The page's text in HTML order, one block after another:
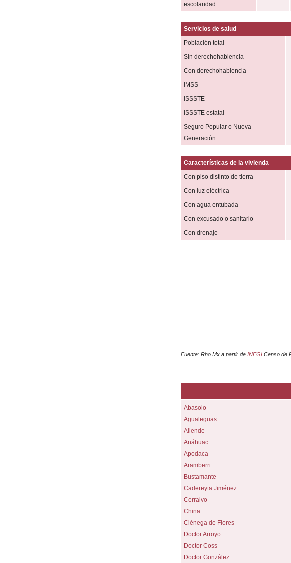
escolaridad
Servicios de salud
Población total
Sin derechohabiencia
Con derechohabiencia
IMSS
ISSSTE
ISSSTE estatal
Seguro Popular o Nueva
Generación
Características de la vivienda
Con piso distinto de tierra
Con luz eléctrica
Con agua entubada
Con excusado o sanitario
Con drenaje
Fuente: Rho.Mx a partir de INEGI Censo de
Abasolo
Agualeguas
Allende
Anáhuac
Apodaca
Aramberri
Bustamante
Cadereyta Jiménez
Cerralvo
China
Ciénega de Flores
Doctor Arroyo
Doctor Coss
Doctor González